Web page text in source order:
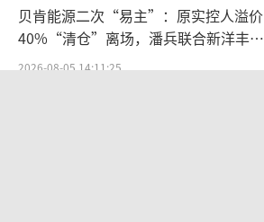
分别以307.26亿、257.94亿
位。
贝肯能源二次“易主”：原实控人溢价
40%“清仓”离场，潘兵联合新洋丰、
宏科百世拟入主
2026-08-05 14:11:25